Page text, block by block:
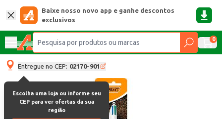
Baixe nosso novo app e ganhe descontos
exclusivos
0
Entregue no CEP: 02170-901
Escolha uma loja ou informe seu
CEP para ver ofertas da sua
região